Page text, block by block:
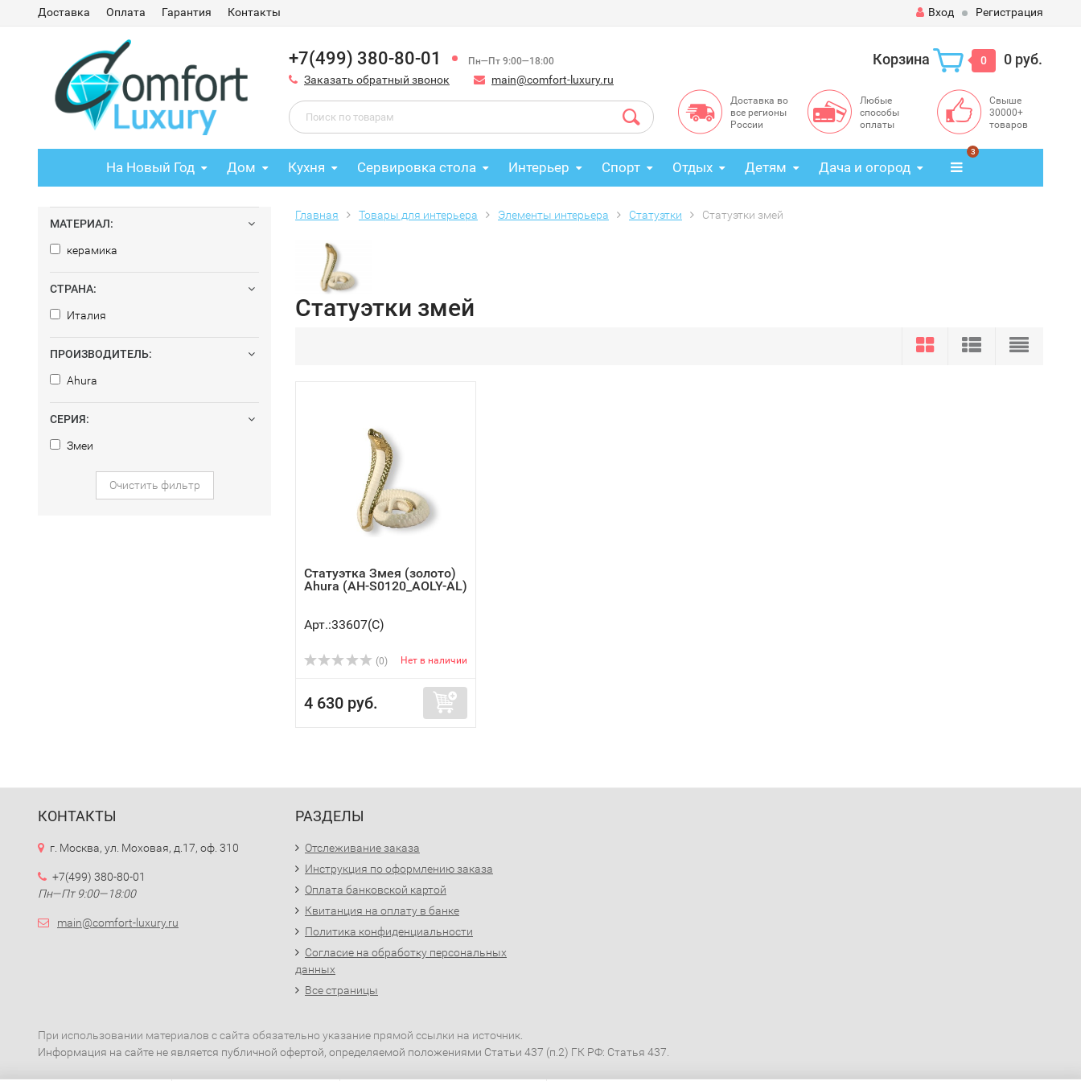
Доставка Оплата Гарантия Контакты Вход Регистрация
+7(499) 380-80-01 Пн—Пт 9:00—18:00
Заказать обратный звонок main@comfort-luxury.ru
Корзина 0 0 руб.
Доставка во
все регионы
России
Любые
способы
оплаты
Свыше
30000+
товаров
На Новый Год Дом Кухня Сервировка стола Интерьер Спорт Отдых Детям Дача и огород
3
МАТЕРИАЛ:
керамика
СТРАНА:
Италия
ПРОИЗВОДИТЕЛЬ:
Ahura
СЕРИЯ:
Змеи
Очистить фильтр
Главная Товары для интерьера Элементы интерьера Статуэтки Статуэтки змей
Статуэтки змей
Статуэтка Змея (золото)
Ahura (AH-S0120_AOLY-AL)
Арт.:33607(C)
(0) Нет в наличии
4 630 руб.
КОНТАКТЫ
г. Москва, ул. Моховая, д.17, оф. 310
+7(499) 380-80-01
Пн—Пт 9:00—18:00
main@comfort-luxury.ru
РАЗДЕЛЫ
Отслеживание заказа
Инструкция по оформлению заказа
Оплата банковской картой
Квитанция на оплату в банке
Политика конфиденциальности
Согласие на обработку персональных
данных
Все страницы
При использовании материалов с сайта обязательно указание прямой ссылки на источник.
Информация на сайте не является публичной офертой, определяемой положениями Статьи 437 (п.2) ГК РФ: Статья 437.